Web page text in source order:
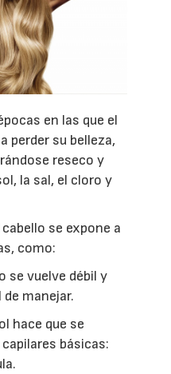
en las que el
perder su belleza,
reseco y
la sal, el cloro y
se expone a
como:
se vuelve débil y
manejar.
hace que se
básicas: